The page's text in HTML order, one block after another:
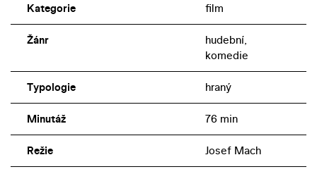
Kategorie film
Žánr
hudební,
komedie
Typologie hraný
Minutáž 76 min
Režie Josef Mach